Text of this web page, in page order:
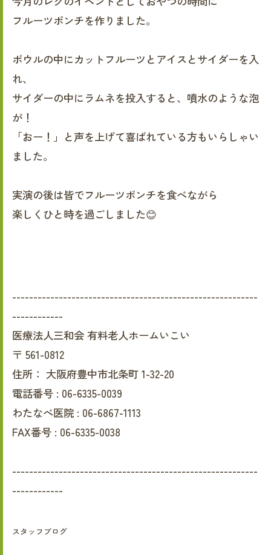
フルーツポンチを作りました。
ボウルの中にカットフルーツとアイスとサイダーを入
れ、
サイダーの中にラムネを投入すると、噴水のような泡
が！
「おー！」と声を上げて喜ばれている方もいらしゃい
ました。
実演の後は皆でフルーツポンチを食べながら
楽しくひと時を過ごしました😊
----------------------------------------------------------
------------
医療法人三和会 有料老人ホームいこい
〒 561-0812
住所： 大阪府豊中市北条町 1-32-20
電話番号 : 06-6335-0039
わたなべ医院 : 06-6867-1113
FAX番号 : 06-6335-0038
----------------------------------------------------------
------------
スタッフブログ